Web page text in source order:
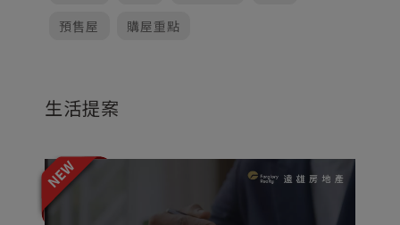
預售屋
購屋重點
生活提案